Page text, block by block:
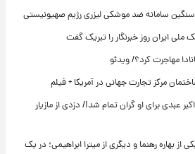
سامانه ضد موشکی لیزری رژیم صهیونیستی
ملی ایران روز خبرنگار را تبریک گفت
مهاجرت کرد؟/ ویدئو
مرکز تجارت جهانی در آمریکا + فیلم
عبدی برای او گران تمام شد!/ دزدی از مازیار
از بهاره رهنما و دیگری از میترا ابراهیمی؛ در یک